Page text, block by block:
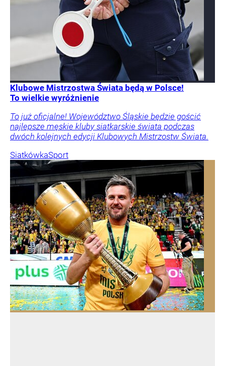
Klubowe Mistrzostwa Świata będą w Polsce!
To wielkie wyróżnienie
To już oficjalne! Województwo Śląskie będzie gościć
najlepsze męskie kluby siatkarskie świata podczas
dwóch kolejnych edycji Klubowych Mistrzostw Świata.
SiatkówkaSport